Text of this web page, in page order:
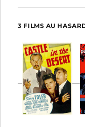
3 FILMS AU